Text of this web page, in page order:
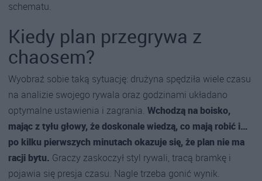
schematu.
Kiedy plan przegrywa z
chaosem?
Wyobraź sobie taką sytuację: drużyna spędziła wiele czasu
na analizie swojego rywala oraz godzinami układano
optymalne ustawienia i zagrania. Wchodzą na boisko,
mając z tyłu głowy, że doskonale wiedzą, co mają robić i…
po kilku pierwszych minutach okazuje się, że plan nie ma
racji bytu. Graczy zaskoczył styl rywali, tracą bramkę i
pojawia się presja czasu. Nagle trzeba gonić wynik.